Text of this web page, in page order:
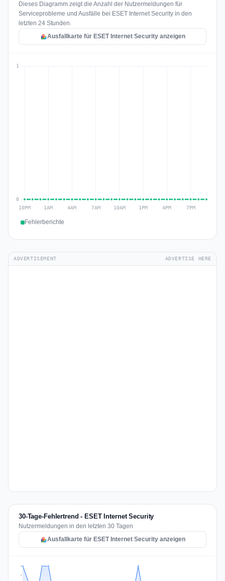
Dieses Diagramm zeigt die Anzahl der Nutzermeldungen für
Serviceprobleme und Ausfälle bei ESET Internet Security in den
letzten 24 Stunden.
Ausfallkarte für ESET Internet Security anzeigen
Fehlerberichte
ADVERTISEMENT ADVERTISE HERE
30-Tage-Fehlertrend - ESET Internet Security
Nutzermeldungen in den letzten 30 Tagen
Ausfallkarte für ESET Internet Security anzeigen
2
2